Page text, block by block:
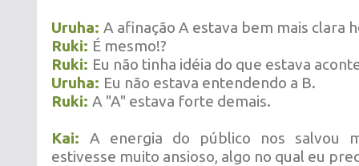
Uruha: A afinação A estava bem mais clara
Ruki: É mesmo!?
Ruki: Eu não tinha idéia do que estava
Uruha: Eu não estava entendendo a B.
Ruki: A "A" estava forte demais.
Kai: A energia do público nos salvou
estivesse muito ansioso, algo no qual eu